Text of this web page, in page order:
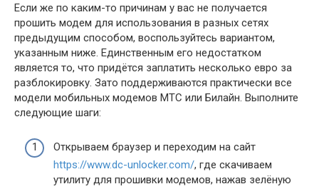
Если же по каким-то причинам у вас не получается
прошить модем для использования в разных сетях
предыдущим способом, воспользуйтесь вариантом,
указанным ниже. Единственным его недостатком
является то, что придётся заплатить несколько евро за
разблокировку. Зато поддерживаются практически все
модели мобильных модемов МТС или Билайн. Выполните
следующие шаги:
Открываем браузер и переходим на сайт
https://www.dc-unlocker.com/, где скачиваем
утилиту для прошивки модемов, нажав зелёную